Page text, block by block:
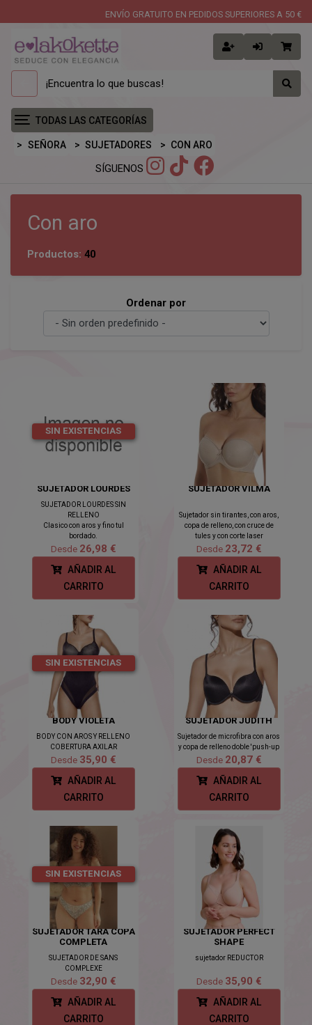
ENVÍO GRATUITO EN PEDIDOS SUPERIORES A 50 €
TODAS LAS CATEGORÍAS
SEÑORA SUJETADORES CON ARO
SÍGUENOS
Con aro
Productos: 40
Ordenar por
SIN EXISTENCIAS
SUJETADOR LOURDES
SUJETADOR LOURDES SIN
RELLENO
Clasico con aros y fino tul
bordado.
Desde 26,98 €
AÑADIR AL
CARRITO
SUJETADOR VILMA
Sujetador sin tirantes, con aros,
copa de relleno, con cruce de
tules y con corte laser
Desde 23,72 €
AÑADIR AL
CARRITO
SIN EXISTENCIAS
BODY VIOLETA
BODY CON AROS Y RELLENO
COBERTURA AXILAR
Desde 35,90 €
AÑADIR AL
CARRITO
SUJETADOR JUDITH
Sujetador de microfibra con aros
y copa de relleno doble 'push-up
Desde 20,87 €
AÑADIR AL
CARRITO
SIN EXISTENCIAS
SUJETADOR TARA COPA
COMPLETA
SUJETADOR DE SANS
COMPLEXE
Desde 32,90 €
AÑADIR AL
CARRITO
SUJETADOR PERFECT
SHAPE
sujetador REDUCTOR
Desde 35,90 €
AÑADIR AL
CARRITO